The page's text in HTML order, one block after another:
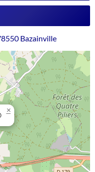
Bazainville
×